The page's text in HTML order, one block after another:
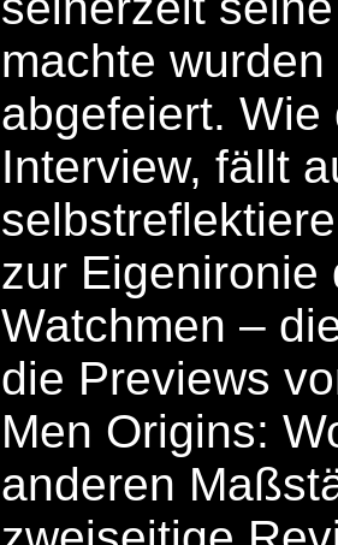
machte
abgefeiert.
Interview, fällt
zur Eigenironie
Watchmen –
die Previews
Men Origins:
anderen